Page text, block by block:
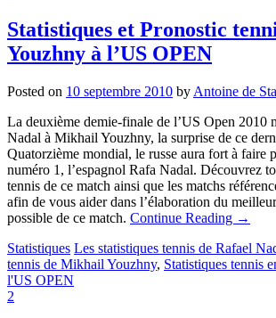
Statistiques et Pronostic
Youzhny à l’US OPEN
Posted on 10 septembre 2010 by Antoine de
La deuxième demie-finale de l’US Open 2010
Nadal à Mikhail Youzhny, la surprise de ce
Quatorzième mondial, le russe aura fort à faire
numéro 1, l’espagnol Rafa Nadal. Découvrez
tennis de ce match ainsi que les matchs
afin de vous aider dans l’élaboration du
possible de ce match. Continue Reading →
Statistiques Les statistiques tennis de Rafael
tennis de Mikhail Youzhny, Statistiques tennis
l'US OPEN
2